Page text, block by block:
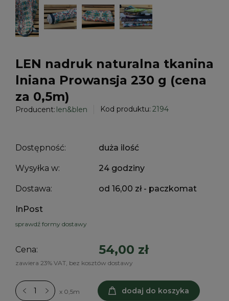
LEN nadruk naturalna tkanina
lniana Prowansja 230 g (cena
za 0,5m)
Producent: len&blen Kod produktu: 2194
Dostępność: duża ilość
Wysyłka w: 24 godziny
Dostawa: od 16,00 zł - paczkomat
InPost
sprawdź formy dostawy
Cena: 54,00 zł
zawiera 23% VAT, bez kosztów dostawy
x 0,5m dodaj do koszyka